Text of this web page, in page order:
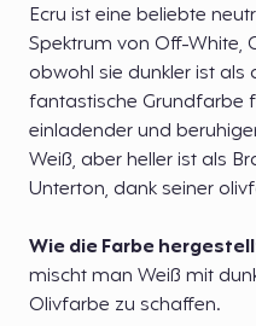
Ecru ist eine beliebte
Spektrum von Off-White,
obwohl sie dunkler ist als
fantastische Grundfarbe
einladender und
Weiß, aber heller ist als
Unterton, dank seiner
Wie die Farbe
mischt man Weiß mit
Olivfarbe zu schaffen.